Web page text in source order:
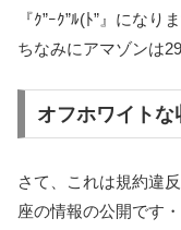
『ｸ”ｰｸ”ﾙ(ﾄ”』になり
ちなみにアマゾンは29
オフホワイトな
さて、これは規約違
座の情報の公開です